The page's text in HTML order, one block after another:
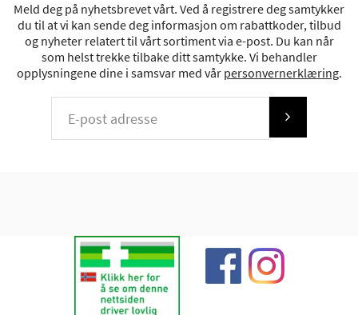
Meld deg på nyhetsbrevet vårt. Ved å registrere deg samtykker
du til at vi kan sende deg informasjon om rabattkoder, tilbud
og nyheter relatert til vårt sortiment via e-post. Du kan når
som helst trekke tilbake ditt samtykke. Vi behandler
opplysningene dine i samsvar med vår personvernerklæring.